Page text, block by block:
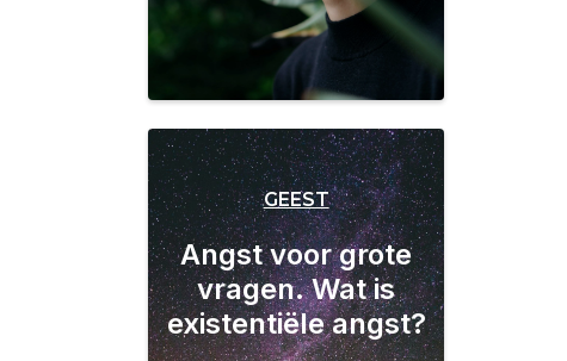
GEEST
Angst voor grote
vragen. Wat is
existentiële angst?